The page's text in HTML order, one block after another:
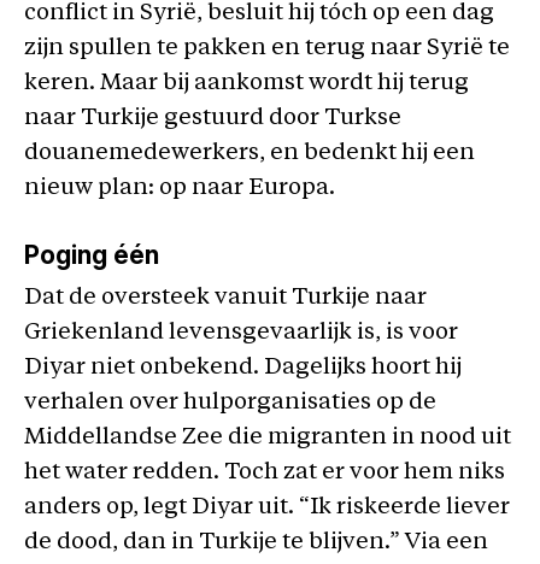
conflict in Syrië, besluit hij tóch op een dag
zijn spullen te pakken en terug naar Syrië te
keren. Maar bij aankomst wordt hij terug
naar Turkije gestuurd door Turkse
douanemedewerkers, en bedenkt hij een
nieuw plan: op naar Europa.
Poging één
Dat de oversteek vanuit Turkije naar
Griekenland levensgevaarlijk is, is voor
Diyar niet onbekend. Dagelijks hoort hij
verhalen over hulporganisaties op de
Middellandse Zee die migranten in nood uit
het water redden. Toch zat er voor hem niks
anders op, legt Diyar uit. “Ik riskeerde liever
de dood, dan in Turkije te blijven.” Via een